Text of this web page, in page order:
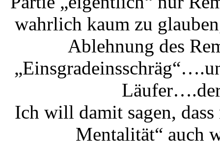
wahrlich kaum zu
Ablehnung des
Ich will damit sagen,
Mentalität“ auch